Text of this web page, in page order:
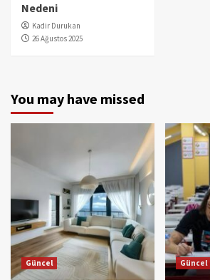
Nedeni
Kadir Durukan
26 Ağustos 2025
You may have missed
Güncel Güncel